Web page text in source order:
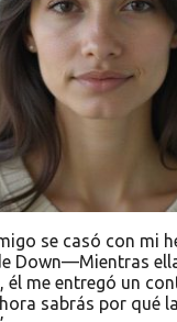
se casó con mi
Down—Mientras
él me entregó un
sabrás por qué